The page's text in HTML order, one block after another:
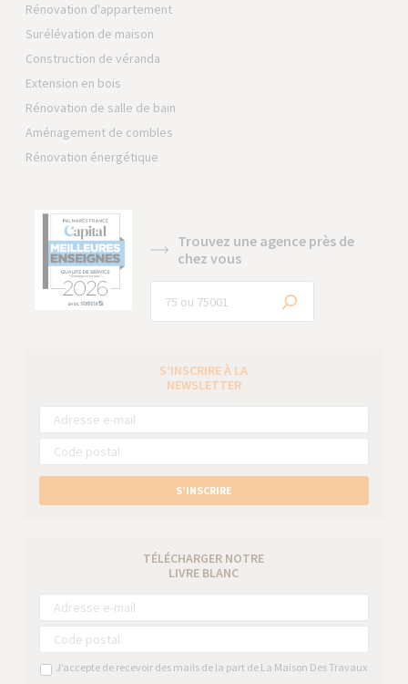
Rénovation d'appartement
Surélévation de maison
Construction de véranda
Extension en bois
Rénovation de salle de bain
Aménagement de combles
Rénovation énergétique
Trouvez une agence près de
chez vous
S’INSCRIRE À LA
NEWSLETTER
S’INSCRIRE
TÉLÉCHARGER NOTRE
LIVRE BLANC
J’accepte de recevoir des mails de la part de La Maison Des Travaux